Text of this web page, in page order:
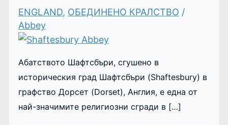
ENGLAND, ОБЕДИНЕНО КРАЛСТВО /
Abbey
Абатството Шафтсбъри, сгушено в
историческия град Шафтсбъри (Shaftesbury) в
графство Дорсет (Dorset), Англия, е една от
най-значимите религиозни сгради в […]